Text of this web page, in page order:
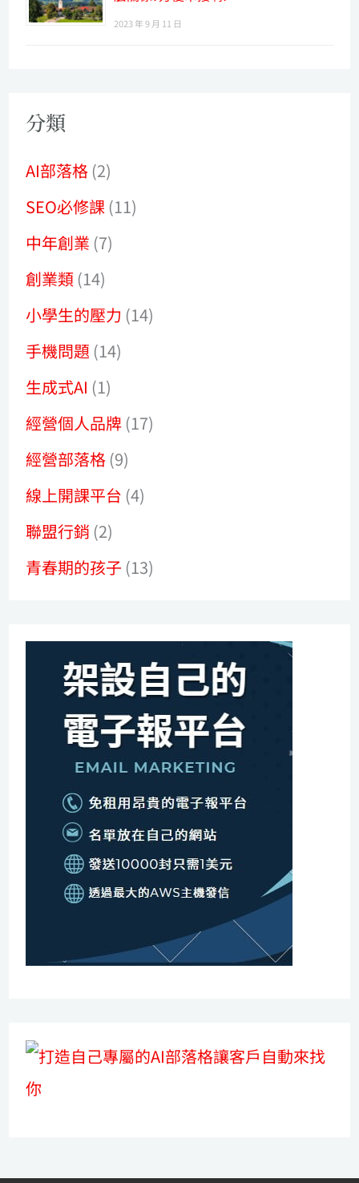
2023 年 9 月 11 日
分類
AI部落格 (2)
SEO必修課 (11)
中年創業 (7)
創業類 (14)
小學生的壓力 (14)
手機問題 (14)
生成式AI (1)
經營個人品牌 (17)
經營部落格 (9)
線上開課平台 (4)
聯盟行銷 (2)
青春期的孩子 (13)